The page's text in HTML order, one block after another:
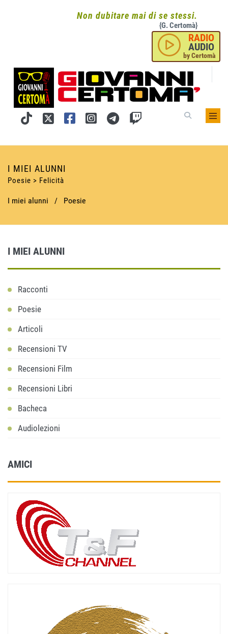
Non dubitare mai di se stessi.
{G. Certomà}
RADIO
AUDIO
by Certomà
I MIEI ALUNNI
Poesie > Felicità
I miei alunni / Poesie
I MIEI ALUNNI
Racconti
Poesie
Articoli
Recensioni TV
Recensioni Film
Recensioni Libri
Bacheca
Audiolezioni
AMICI